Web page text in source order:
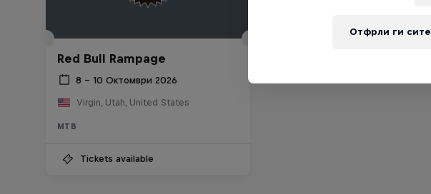
Red Bull Rampage
8 – 10 Октомври 2026
Virgin, Utah, United States
MTB
Tickets available
Отфрли ги сите